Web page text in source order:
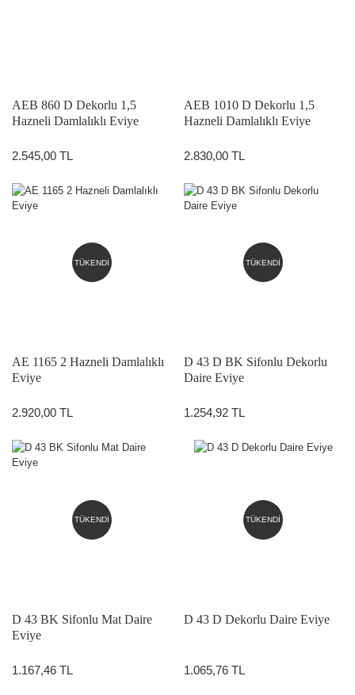
AEB 860 D Dekorlu 1,5
Hazneli Damlalıklı Eviye
2.545,00 TL
AEB 1010 D Dekorlu 1,5
Hazneli Damlalıklı Eviye
2.830,00 TL
TÜKENDİ
AE 1165 2 Hazneli Damlalıklı
Eviye
2.920,00 TL
TÜKENDİ
D 43 D BK Sifonlu Dekorlu
Daire Eviye
1.254,92 TL
TÜKENDİ
D 43 BK Sifonlu Mat Daire
Eviye
1.167,46 TL
TÜKENDİ
D 43 D Dekorlu Daire Eviye
1.065,76 TL